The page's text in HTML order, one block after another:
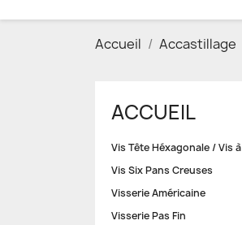
Accueil Accastillage
ACCUEIL
Vis Tête Héxagonale / Vis
Vis Six Pans Creuses
Visserie Américaine
Visserie Pas Fin